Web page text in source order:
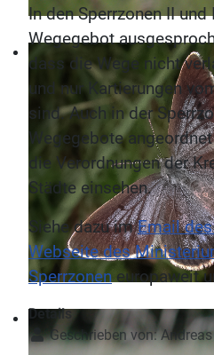
In den Sperrzonen II und
Wegegebot
dass die Wege nicht
und nur Kartierungen
sind. Auch in der
Wegegebote
die Verordnungen der
Städte einsehen.
Siehe dazu imEmail
Webseite des
Sperrzonen europaweit
Details
Geschrieben von: